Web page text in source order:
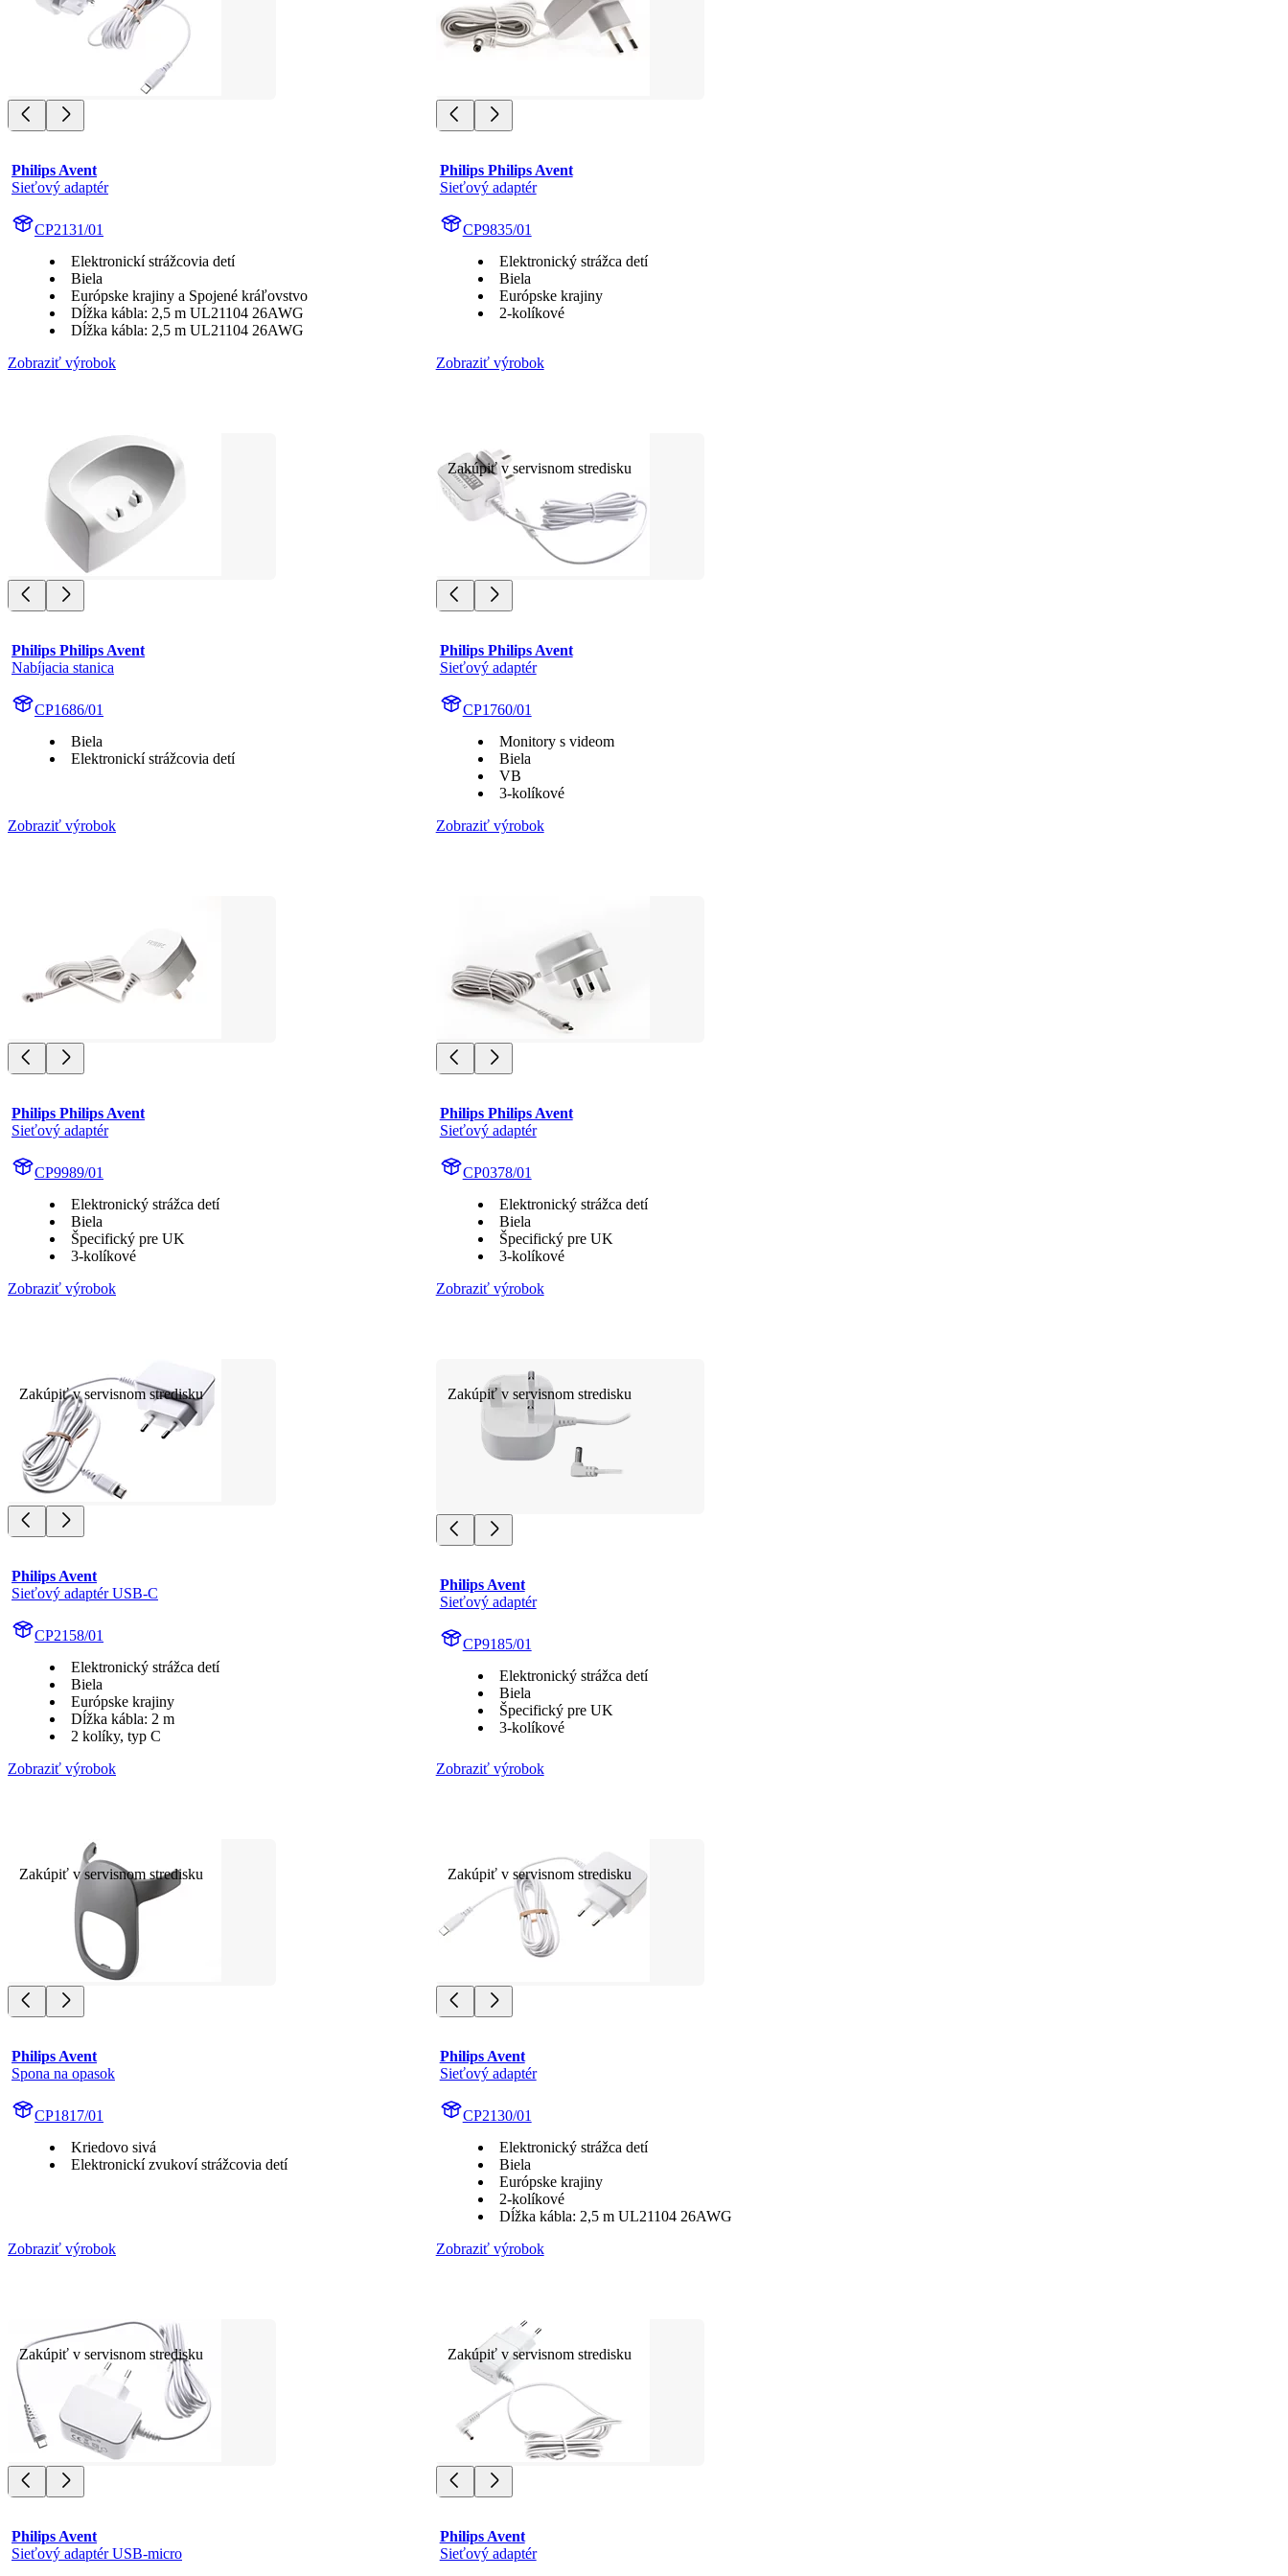
Philips Avent
Sieťový adaptér
CP2131/01
Elektronickí strážcovia detí
Biela
Európske krajiny a Spojené kráľovstvo
Dĺžka kábla: 2,5 m UL21104 26AWG
Dĺžka kábla: 2,5 m UL21104 26AWG
Zobraziť výrobok
Philips Philips Avent
Sieťový adaptér
CP9835/01
Elektronický strážca detí
Biela
Európske krajiny
2-kolíkové
Zobraziť výrobok
Philips Philips Avent
Nabíjacia stanica
CP1686/01
Biela
Elektronickí strážcovia detí
Zobraziť výrobok
Zakúpiť v servisnom stredisku
Philips Philips Avent
Sieťový adaptér
CP1760/01
Monitory s videom
Biela
VB
3-kolíkové
Zobraziť výrobok
Philips Philips Avent
Sieťový adaptér
CP9989/01
Elektronický strážca detí
Biela
Špecifický pre UK
3-kolíkové
Zobraziť výrobok
Philips Philips Avent
Sieťový adaptér
CP0378/01
Elektronický strážca detí
Biela
Špecifický pre UK
3-kolíkové
Zobraziť výrobok
Zakúpiť v servisnom stredisku
Philips Avent
Sieťový adaptér USB-C
CP2158/01
Elektronický strážca detí
Biela
Európske krajiny
Dĺžka kábla: 2 m
2 kolíky, typ C
Zobraziť výrobok
Zakúpiť v servisnom stredisku
Philips Avent
Sieťový adaptér
CP9185/01
Elektronický strážca detí
Biela
Špecifický pre UK
3-kolíkové
Zobraziť výrobok
Zakúpiť v servisnom stredisku
Philips Avent
Spona na opasok
CP1817/01
Kriedovo sivá
Elektronickí zvukoví strážcovia detí
Zobraziť výrobok
Zakúpiť v servisnom stredisku
Philips Avent
Sieťový adaptér
CP2130/01
Elektronický strážca detí
Biela
Európske krajiny
2-kolíkové
Dĺžka kábla: 2,5 m UL21104 26AWG
Zobraziť výrobok
Zakúpiť v servisnom stredisku
Philips Avent
Sieťový adaptér USB-micro
Zakúpiť v servisnom stredisku
Philips Avent
Sieťový adaptér